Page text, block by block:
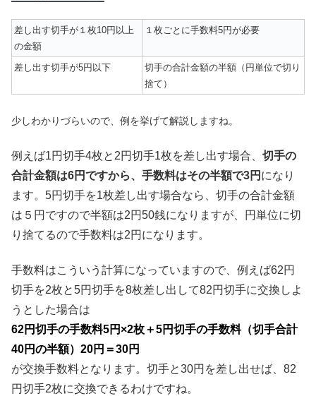
差し出す切手が１枚10円以上
の金額
１枚ごとに手数料5円が必要
差し出す切手が5円以下
切手の合計金額の半額（円単位で切り
捨て）
少しわかりづらいので、例を挙げて解説しますね。
例えば1円切手4枚と2円切手1枚を差し出す場合、 切手の
合計金額は6円ですから、手数料はその半額で3円 になり
ます。5円切手を1枚差し出す場合なら、切手の合計金額
は５円ですので半額は2円50銭になりますが、円単位に切
り捨てるので手数料は2円になります。
手数料はこういう計算になっていますので、例えば62円
切手を2枚と5円切手を8枚差し出して82円切手に交換しよ
うとした場合は
62円切手の手数料5円×2枚＋5円切手の手数料（切手合計
40円の半額）20円＝30円
が交換手数料となります。切手と30円を差し出せば、82
円切手2枚に交換できるわけですね。